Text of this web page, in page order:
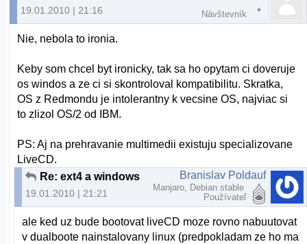
19.01.2010 | 21:16 Návštevník
Nie, nebola to ironia.
Keby som chcel byt ironicky, tak sa ho opytam ci doveruje
os windos a ze ci si skontroloval kompatibilitu. Skratka,
OS z Redmondu je intolerantny k vecsine OS, najviac si
to zlizol OS/2 od IBM.
PS: Aj na prehravanie multimedii existuju specializovane
LiveCD.
Re: ext4 a windows
19.01.2010 | 21:21
Branislav Poldauf
Manjaro, Debian stable
Používateľ
ale ked uz bude bootovat liveCD moze rovno nabuutovat
v dualboote nainstalovany linux (predpokladam ze ho ma